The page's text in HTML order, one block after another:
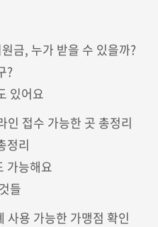
금, 누가 받을 수 있을까?
?
있어요
인 접수 가능한 곳 총정리
정리
가능해요
들
사용 가능한 가맹점 확인